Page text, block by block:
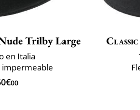
Trilby Large
en Italia
impermeable
00